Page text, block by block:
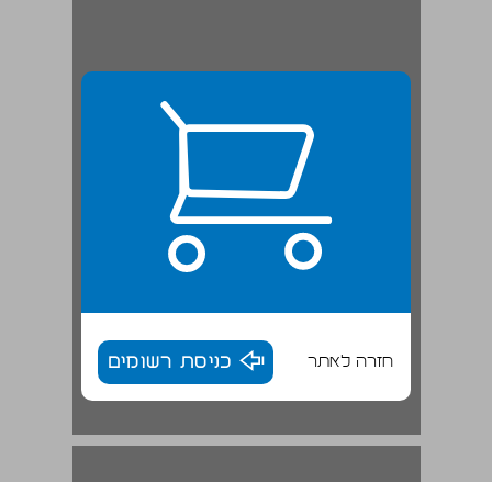
חזרה לאתר כניסת רשומים